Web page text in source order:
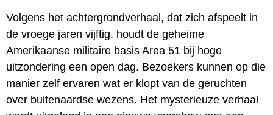
Volgens het achtergrondverhaal, dat zich afspeelt in
de vroege jaren vijftig, houdt de geheime
Amerikaanse militaire basis Area 51 bij hoge
uitzondering een open dag. Bezoekers kunnen op die
manier zelf ervaren wat er klopt van de geruchten
over buitenaardse wezens. Het mysterieuze verhaal